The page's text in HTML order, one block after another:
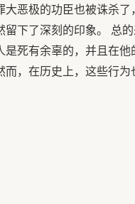
恶极的功臣也被诛杀
下了深刻的印象。 总
死有余辜的，并且在他
，在历史上，这些行为